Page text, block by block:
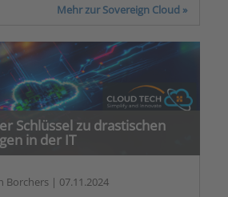
Mehr zur Sovereign Cloud »
Schlüssel zu drastischen
in der IT
Borchers | 07.11.2024